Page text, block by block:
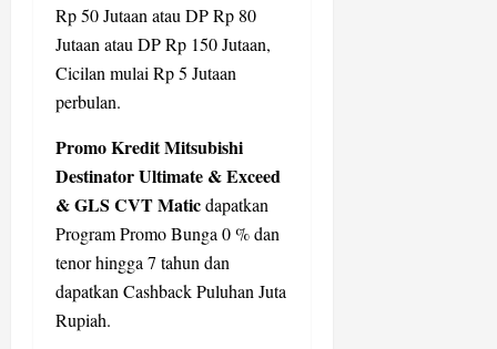
Rp 50 Jutaan atau DP Rp 80
Jutaan atau DP Rp 150 Jutaan,
Cicilan mulai Rp 5 Jutaan
perbulan.
Promo Kredit Mitsubishi
Destinator Ultimate & Exceed
& GLS CVT Maticdapatkan
Program Promo Bunga 0 % dan
tenor hingga 7 tahun dan
dapatkan Cashback Puluhan Juta
Rupiah.